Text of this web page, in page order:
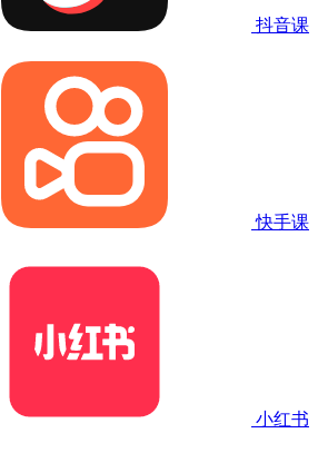
抖音课
快手课
小红书